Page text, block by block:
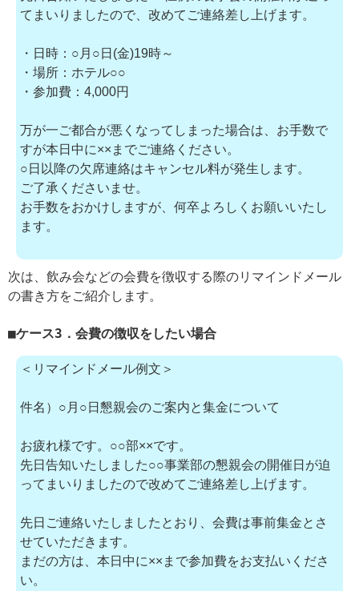
てまいりましたので、改めてご連絡差し上げます。
・日時：○月○日(金)19時～
・場所：ホテル○○
・参加費：4,000円
万が一ご都合が悪くなってしまった場合は、お手数で
すが本日中に××までご連絡ください。
○日以降の欠席連絡はキャンセル料が発生します。
ご了承くださいませ。
お手数をおかけしますが、何卒よろしくお願いいたし
ます。
次は、飲み会などの会費を徴収する際のリマインドメール
の書き方をご紹介します。
ケース3．会費の徴収をしたい場合
＜リマインドメール例文＞
件名）○月○日懇親会のご案内と集金について
お疲れ様です。○○部××です。
先日告知いたしました○○事業部の懇親会の開催日が迫
ってまいりましたので改めてご連絡差し上げます。
先日ご連絡いたしましたとおり、会費は事前集金とさ
せていただきます。
まだの方は、本日中に××まで参加費をお支払いくださ
い。